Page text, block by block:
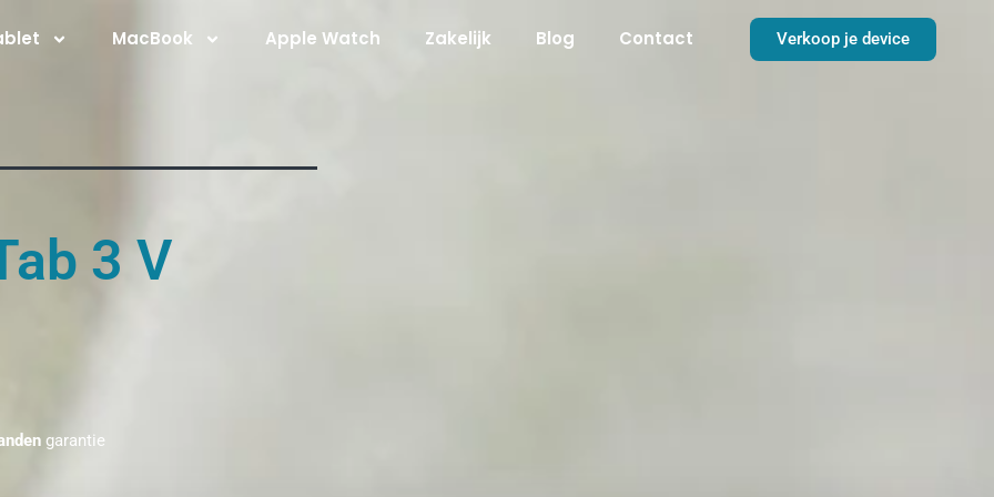
MacBook Apple Watch Zakelijk Blog Contact Verkoop je device
3 V
garantie